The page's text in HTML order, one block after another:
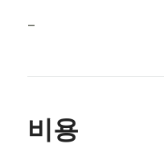
–
비용